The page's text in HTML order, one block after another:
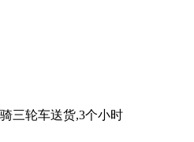
三轮车送货,3个小时